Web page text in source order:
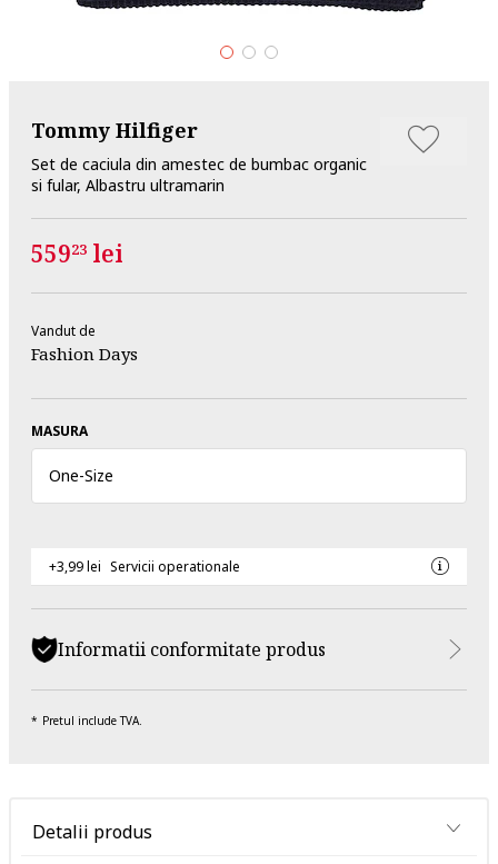
Tommy Hilfiger
Set de caciula din amestec de bumbac organic
si fular, Albastru ultramarin
55923 lei
Vandut de
Fashion Days
MASURA
One-Size
+3,99 lei Servicii operationale
Informatii conformitate produs
Pretul include TVA.
Detalii produs